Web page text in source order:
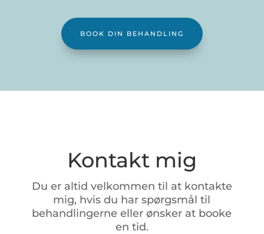
BOOK DIN BEHANDLING
Kontakt mig
Du er altid velkommen til at kontakte
mig, hvisdu harspørgsmåltil
behandlingerneellerønsker at booke
en tid.